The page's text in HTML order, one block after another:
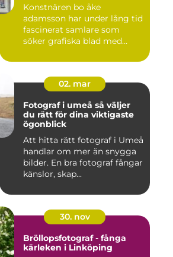
Konstnären bo åke
adamsson har under lång tid
fascinerat samlare som
söker grafiska blad med
02. mar
Fotograf i umeå så väljer
du rätt för dina viktigaste
ögonblick
Att hitta rätt fotograf i Umeå
handlar om mer än snygga
bilder. En bra fotograf fångar
känslor, skap...
30. nov
Bröllopsfotograf - fånga
kärleken i Linköping